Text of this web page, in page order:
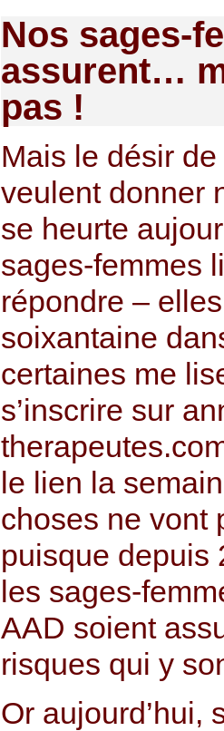
Nos sages-
assurent…
pas !
Mais le désir
veulent donner
se heurte
sages-femmes
répondre –
soixantaine
certaines me
s’inscrire sur
le lien la
choses ne vont
puisque depuis
les sages-
AAD soient
risques qui y
Or aujourd’hui,